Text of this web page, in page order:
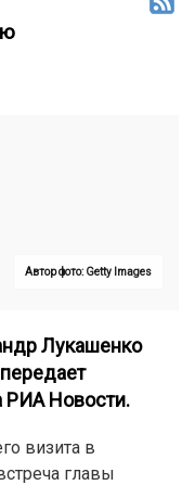
Автор фото: Getty Images
Лукашенко
РИА Новости.
визита в
главы